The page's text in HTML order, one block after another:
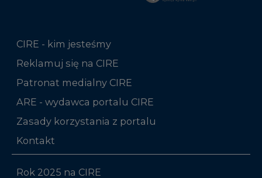
CIRE - kim jesteśmy
Reklamuj się na CIRE
Patronat medialny CIRE
ARE - wydawca portalu CIRE
Zasady korzystania z portalu
Kontakt
Rok 2025 na CIRE